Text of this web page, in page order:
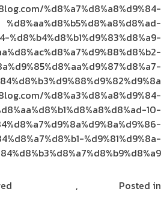
%d8%a7%d8%a8%d9%84-
%d8%aa%d8%b5%d8%a8%d8%ad-
%d8%b4%d8%b1%d9%83%d8%a9-
%d8%a3%d8%a8%d9%84-
10-
%d9%81%d9%8a-
Posted in
,